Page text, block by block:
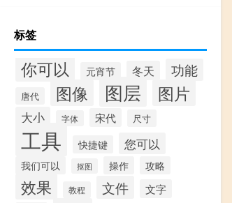
标签
你可以 元宵节 冬天 功能
唐代 图像 图层 图片
大小 字体 宋代 尺寸
工具 快捷键 您可以
我们可以 抠图 操作 攻略
效果 教程 文件
文字